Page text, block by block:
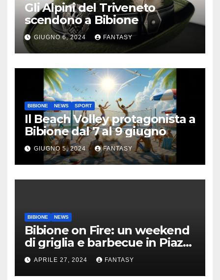
Gli Alpini del Triveneto
scendono a Bibione
GIUGNO 6, 2024 FANTASY
BIBIONE NEWS SPORT
Il Beach Volley protagonista a
Bibione dal 7 al 9 giugno
GIUGNO 5, 2024 FANTASY
BIBIONE NEWS
Bibione on Fire: un weekend
di griglia e barbecue in Piazza
Treviso
APRILE 27, 2024 FANTASY